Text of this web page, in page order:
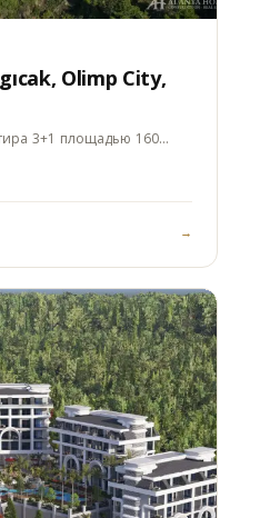
Olimp City,
3+1 площадью 160…
→